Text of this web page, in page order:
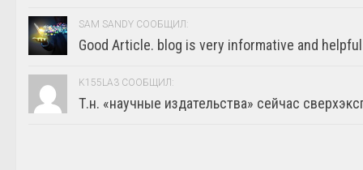
SAM SANDY СООБЩИЛ:
Good Article. blog is very informative and helpful
K155LA3 СООБЩИЛ:
Т.н. «научные издательства» сейчас